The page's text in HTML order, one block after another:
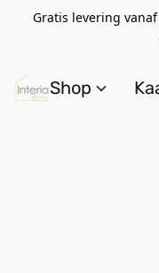
Gratis levering
Shop